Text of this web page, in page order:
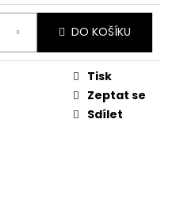
DO KOŠÍKU
Tisk
Zeptat se
Sdílet